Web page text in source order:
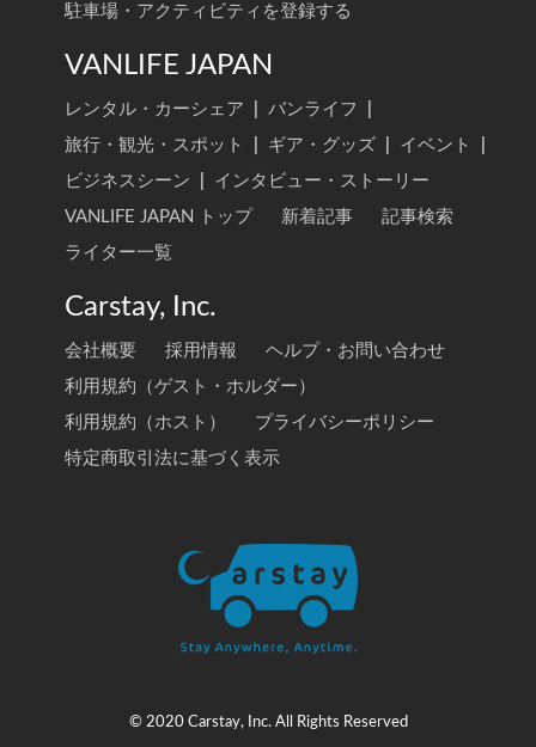
駐車場・アクティビティを登録する
VANLIFE JAPAN
レンタル・カーシェア バンライフ
旅行・観光・スポット
ギア・グッズ イベント
ビジネスシーン
インタビュー・ストーリー
VANLIFE JAPAN トップ
新着記事
記事検索
ライター一覧
Carstay, Inc.
会社概要 採用情報
ヘルプ・お問い合わせ
利用規約（ゲスト・ホルダー）
利用規約（ホスト）
プライバシーポリシー
特定商取引法に基づく表示
© 2020 Carstay, Inc. All Rights Reserved